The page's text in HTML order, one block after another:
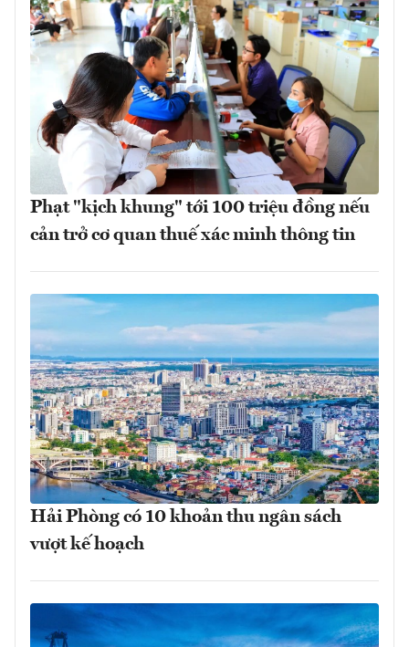
Phạt "kịch khung" tới 100 triệu đồng nếu
cản trở cơ quan thuế xác minh thông tin
Hải Phòng có 10 khoản thu ngân sách
vượt kế hoạch